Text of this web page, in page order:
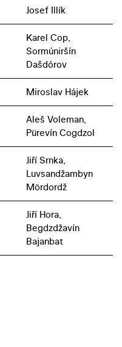
Josef Illík
Karel Cop,
Sormúniršín
Dašdórov
Miroslav Hájek
Aleš Voleman,
Pürevín Cogdzol
Jiří Srnka,
Luvsandžambyn
Mördordž
Jiří Hora,
Begdzdžavín
Bajanbat